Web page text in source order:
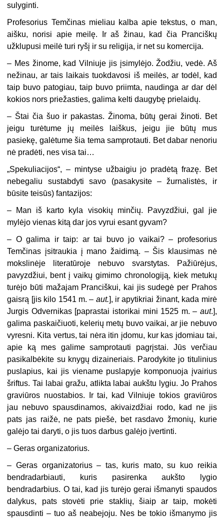
sulyginti.
Profesorius Temčinas mieliau kalba apie tekstus, o man,
aišku, norisi apie meilę. Ir aš žinau, kad čia Pranciškų
užklupusi meilė turi ryšį ir su religija, ir net su komercija.
– Mes žinome, kad Vilniuje jis įsimylėjo. Žodžiu, vedė. Aš
nežinau, ar tais laikais tuokdavosi iš meilės, ar todėl, kad
taip buvo patogiau, taip buvo priimta, naudinga ar dar dėl
kokios nors priežasties, galima kelti daugybę prielaidų.
– Štai čia šuo ir pakastas. Žinoma, būtų gerai žinoti. Bet
jeigu turėtume jų meilės laiškus, jeigu jie būtų mus
pasiekę, galėtume šia tema samprotauti. Bet dabar nenoriu
nė pradėti, nes visa tai…
„Spekuliacijos“, – mintyse užbaigiu jo pradėtą frazę. Bet
nebegaliu sustabdyti savo (pasakysite – žurnalistės, ir
būsite teisūs) fantazijos:
– Man iš karto kyla visokių minčių. Pavyzdžiui, gal jie
mylėjo vienas kitą dar jos vyrui esant gyvam?
– O galima ir taip: ar tai buvo jo vaikai? – profesorius
Temčinas įsitraukia į mano žaidimą. – Šis klausimas nė
mokslinėje literatūroje nebuvo svarstytas. Pažiūrėjus,
pavyzdžiui, bent į vaikų gimimo chronologiją, kiek metukų
turėjo būti mažajam Pranciškui, kai jis sudegė per Prahos
gaisrą [jis kilo 1541 m. – aut.], ir apytikriai žinant, kada mirė
Jurgis Odvernikas [paprastai istorikai mini 1525 m. – aut.],
galima paskaičiuoti, kelerių metų buvo vaikai, ar jie nebuvo
vyresni. Kita vertus, tai nėra itin įdomu, kur kas įdomiau tai,
apie ką mes galime samprotauti pagrįstai. Jūs verčiau
pasikalbėkite su knygų dizaineriais. Parodykite jo titulinius
puslapius, kai jis viename puslapyje komponuoja įvairius
šriftus. Tai labai gražu, atlikta labai aukštu lygiu. Jo Prahos
graviūros nuostabios. Ir tai, kad Vilniuje tokios graviūros
jau nebuvo spausdinamos, akivaizdžiai rodo, kad ne jis
pats jas raižė, ne pats piešė, bet rasdavo žmonių, kurie
galėjo tai daryti, o jis tuos darbus galėjo įvertinti.
– Geras organizatorius.
– Geras organizatorius – tas, kuris mato, su kuo reikia
bendradarbiauti, kuris pasirenka aukšto lygio
bendradarbius. O tai, kad jis turėjo gerai išmanyti spaudos
dalykus, pats stovėti prie staklių, šiaip ar taip, mokėti
spausdinti – tuo aš neabejoju. Nes be tokio išmanymo jis